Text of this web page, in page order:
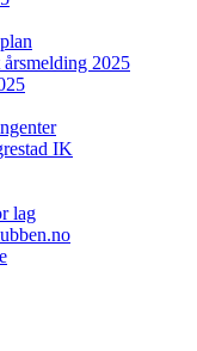
årsmelding 2025
IK
lag